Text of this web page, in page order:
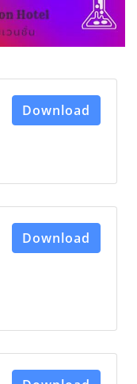
Download
Download